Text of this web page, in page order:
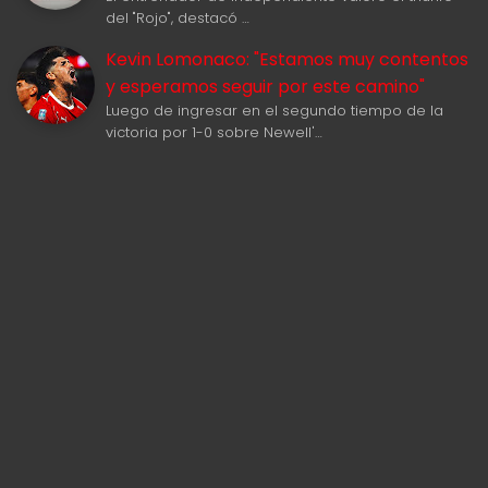
del "Rojo", destacó …
Kevin Lomonaco: "Estamos muy contentos
y esperamos seguir por este camino"
Luego de ingresar en el segundo tiempo de la
victoria por 1-0 sobre Newell'…